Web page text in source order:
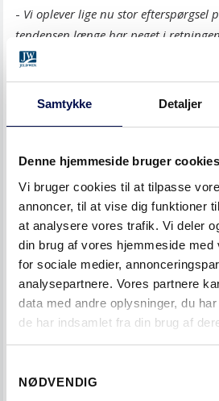
Samtykke Detaljer
Denne hjemmeside bruger cookies
Vi bruger cookies til at tilpasse
annoncer, til at vise dig funktioner
at analysere vores trafik. Vi deler
din brug af vores hjemmeside med
for sociale medier,
analysepartnere. Vores partnere
data med andre oplysninger, du
de har indsamlet fra din brug af
NØDVENDIG
- Vi oplever lige nu stor efterspørgsel
tendensen længe har peget i
sort dør komplementerer mange
helhedsindtryk
, siger Peter Sejling,
stærkere end de fleste farver.
Brug døren i din indretning
Du kan også vælge at bruge sorte
indretningselement indendørs.
med væggene, skiller sorte døre sig
i rummet.
-Døren bliver i stigende grad et
mange, og her kan sorte døre
hjemmet. Sorte døre findes i alle
en hver smag, uanset om man er til